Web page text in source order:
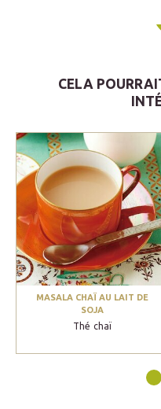
CELA
MASALA CHAÏ AU LAIT DE
SOJA
Thé chaï